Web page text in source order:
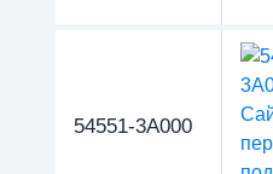
54551-3A000